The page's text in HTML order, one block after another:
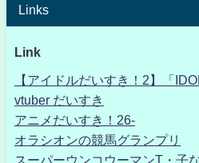
Links
Link
【アイドルだいすき！2】「
vtuber だいすき
アニメだいすき！26-
オラシオンの競馬グランプリ
スーパーウンコウーマンT・子な